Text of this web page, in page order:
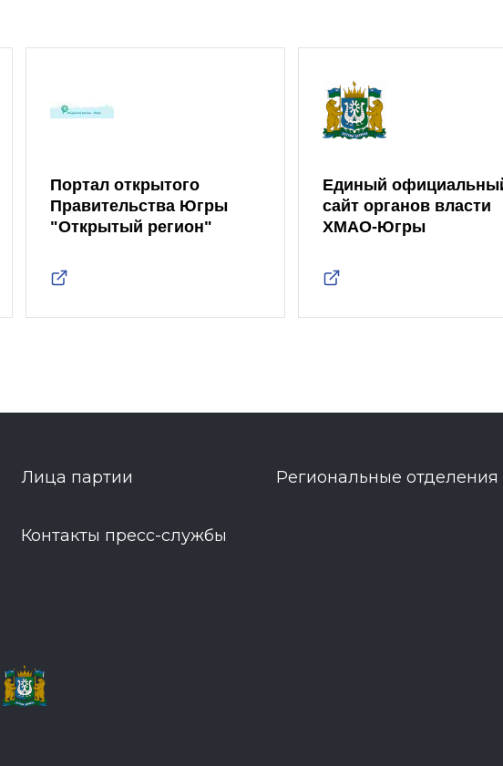
Портал открытого
Правительства Югры
"Открытый регион"
Единый
сайт органов власти
ХМАО-Югры
Лица партии Региональные отделения
Контакты пресс-службы